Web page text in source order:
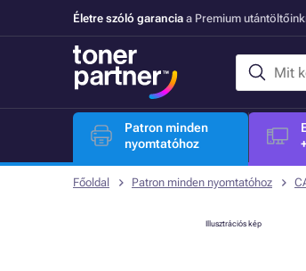
Életre szóló garancia a Premium
Patron minden
nyomtatóhoz
Főoldal Patron minden nyomtatóhoz
Illusztrációs kép